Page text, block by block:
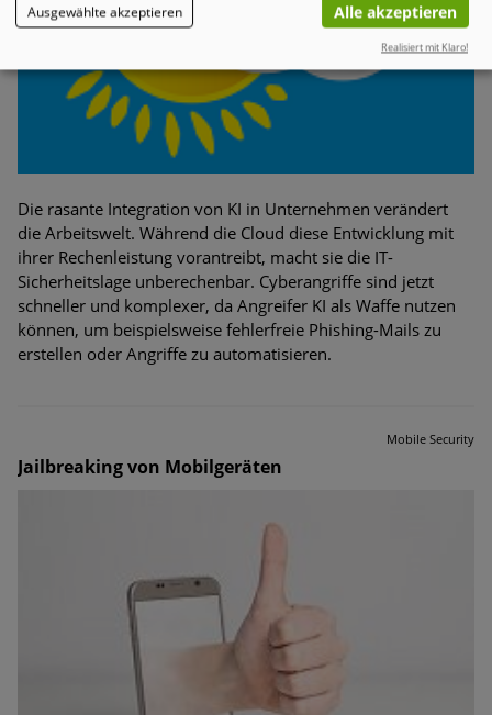
Die rasante Integration von KI in Unternehmen verändert
die Arbeitswelt. Während die Cloud diese Entwicklung mit
ihrer Rechenleistung vorantreibt, macht sie die IT-
Sicherheitslage unberechenbar. Cyberangriffe sind jetzt
schneller und komplexer, da Angreifer KI als Waffe nutzen
können, um beispielsweise fehlerfreie Phishing-Mails zu
erstellen oder Angriffe zu automatisieren.
Mobile Security
Jailbreaking von Mobilgeräten
Ausgewählte akzeptieren Alle akzeptieren
Realisiert mit Klaro!